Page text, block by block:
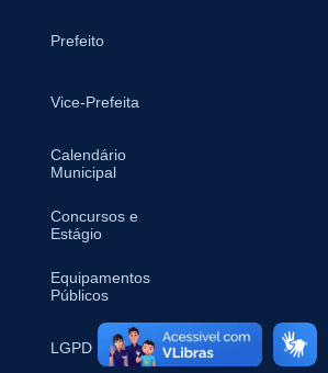
Prefeito
Vice-Prefeita
Calendário
Municipal
Concursos e
Estágio
Equipamentos
Públicos
LGPD